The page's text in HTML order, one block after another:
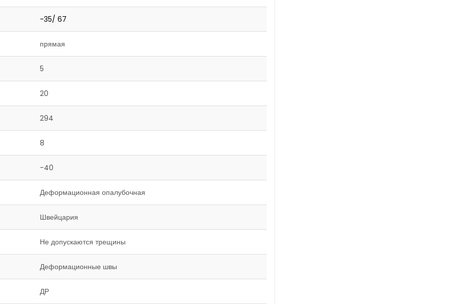
-35/ 67
прямая
5
20
294
8
-40
Деформационная опалубочная
Швейцария
Не допускаются трещины
Деформационные швы
ДР